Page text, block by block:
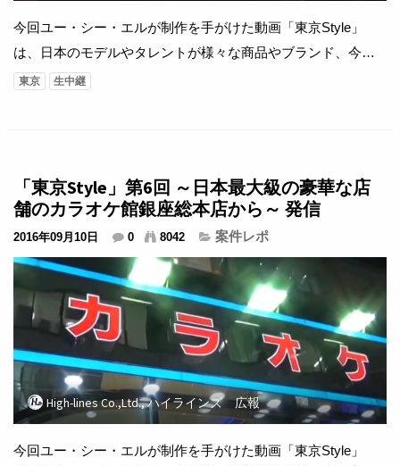
今回ユー・シー・エルが制作を手がけた動画「東京Style」
は、日本のモデルやタレントが様々な商品やブランド、今の
流行などを紹介していく番組。 今回は「カラオケ館六本木本
ア 【Music】 OP Diffe...
東京 生中継
「東京Style」第6回 ～日本最大級の豪華な店
舗のカラオケ館銀座総本店から～ 発信
2016年09月10日 0 8042 案件レポ
High-lines Co.,Ltd., ハイラインズ 広報
今回ユー・シー・エルが制作を手がけた動画「東京Style」